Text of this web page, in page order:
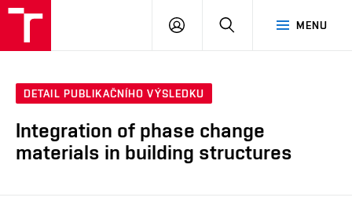
MENU
PŘIHLÁSIT
DETAIL PUBLIKAČNÍHO VÝSLEDKU
Integration of phase change
materials in building structures